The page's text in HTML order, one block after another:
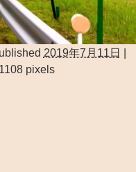
2019年7月11日
pixels